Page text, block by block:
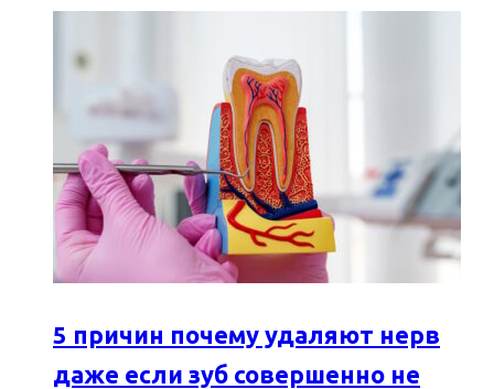
5 причин почему удаляют нерв
даже если зуб совершенно не